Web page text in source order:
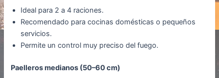
Ideal para 2 a 4 raciones.
Recomendado para cocinas domésticas o pequeños
servicios.
Permite un control muy preciso del fuego.
Paelleros medianos (50–60 cm)